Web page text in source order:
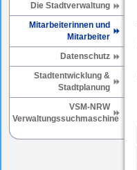
Die Stadtverwaltung
Mitarbeiterinnen und
Mitarbeiter
Datenschutz
Stadtentwicklung &
Stadtplanung
VSM-NRW
Verwaltungssuchmaschine